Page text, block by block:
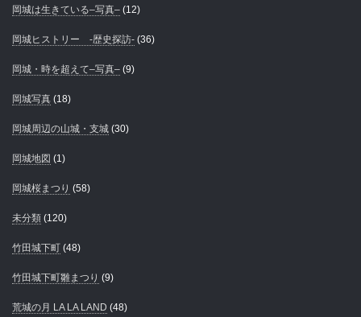
岡城は生きている–写真– (12)
岡城ヒストリー -歴史探訪- (36)
岡城・時を超えて–写真– (9)
岡城写真 (18)
岡城周辺の山城・支城 (30)
岡城地図 (1)
岡城桜まつり (58)
未分類 (120)
竹田城下町 (48)
竹田城下町雛まつり (9)
荒城の月 LA LA LAND (48)